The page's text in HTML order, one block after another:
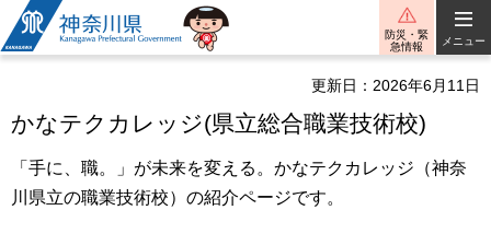
神奈川県
防災・緊
急情報
メニュー
更新日：2026年6月11日
かなテクカレッジ(県立総合職業技術校)
「手に、職。」が未来を変える。かなテクカレッジ（神奈
川県立の職業技術校）の紹介ページです。